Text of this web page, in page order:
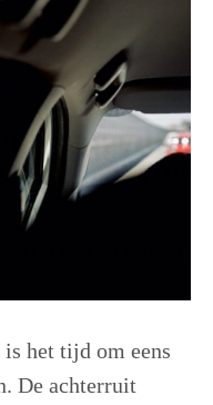
het tijd om eens
De achterruit